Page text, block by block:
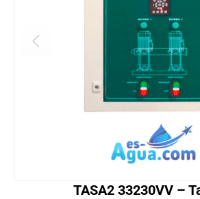
TASA2 33230VV –